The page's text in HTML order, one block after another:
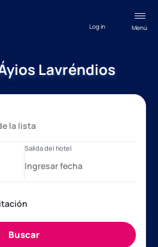
Menú
Log in
Lavréndios